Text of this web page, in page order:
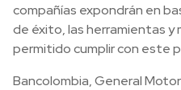
compañías expondrán en
de éxito, las herramientas
permitido cumplir con este
Bancolombia, General